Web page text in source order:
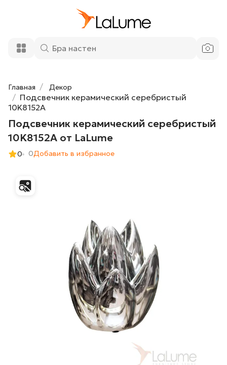
Главная Декор
Подсвечник керамический серебристый
10K8152A
Подсвечник керамический серебристый
10K8152A от LaLume
0 0Добавить в избранное
10K8152A от LaLume